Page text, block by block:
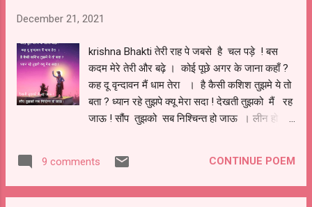
December 21, 2021
krishna Bhakti तेरी राह पे जबसे है चल पड़े ! बस
कदम मेरे तेरी और बढ़े । कोई पूछे अगर के जाना कहाँ ?
कह दू वृन्दावन मैं धाम तेरा । है कैसी कशिश तुझमे ये तो
बता ? ध्यान रहे तुझपे क्यू मेरा सदा ! देखती तुझको मैं रह
जाऊ ! सौंप तुझको सब निश्चिन्त हो जाऊ । लीन हो
चरणों की और तर जाऊ । । Kindly Listen Short
Bhajan On Shri Krishna
9 comments CONTINUE POEM